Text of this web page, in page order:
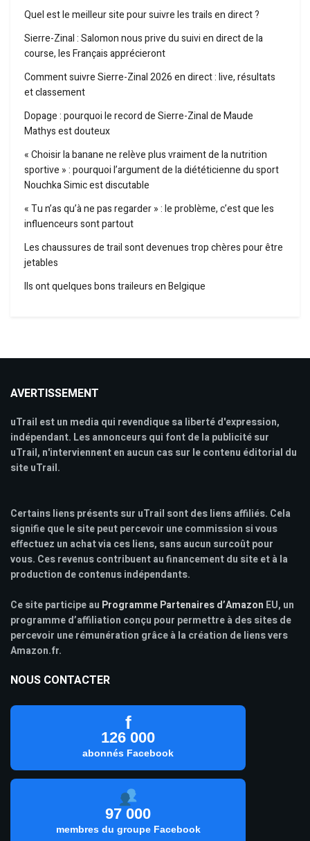
Quel est le meilleur site pour suivre les trails en direct ?
Sierre-Zinal : Salomon nous prive du suivi en direct de la
course, les Français apprécieront
Comment suivre Sierre-Zinal 2026 en direct : live, résultats
et classement
Dopage : pourquoi le record de Sierre-Zinal de Maude
Mathys est douteux
« Choisir la banane ne relève plus vraiment de la nutrition
sportive » : pourquoi l’argument de la diététicienne du sport
Nouchka Simic est discutable
« Tu n’as qu’à ne pas regarder » : le problème, c’est que les
influenceurs sont partout
Les chaussures de trail sont devenues trop chères pour être
jetables
Ils ont quelques bons traileurs en Belgique
AVERTISSEMENT
uTrail est un media qui revendique sa liberté d'expression,
indépendant. Les annonceurs qui font de la publicité sur
uTrail, n'interviennent en aucun cas sur le contenu éditorial du
site uTrail.
Certains liens présents sur uTrail sont des liens affiliés. Cela
signifie que le site peut percevoir une commission si vous
effectuez un achat via ces liens, sans aucun surcoût pour
vous. Ces revenus contribuent au financement du site et à la
production de contenus indépendants.
Ce site participe au Programme Partenaires d’Amazon EU, un
programme d’affiliation conçu pour permettre à des sites de
percevoir une rémunération grâce à la création de liens vers
Amazon.fr.
NOUS CONTACTER
f
126 000
abonnés Facebook
97 000
membres du groupe Facebook